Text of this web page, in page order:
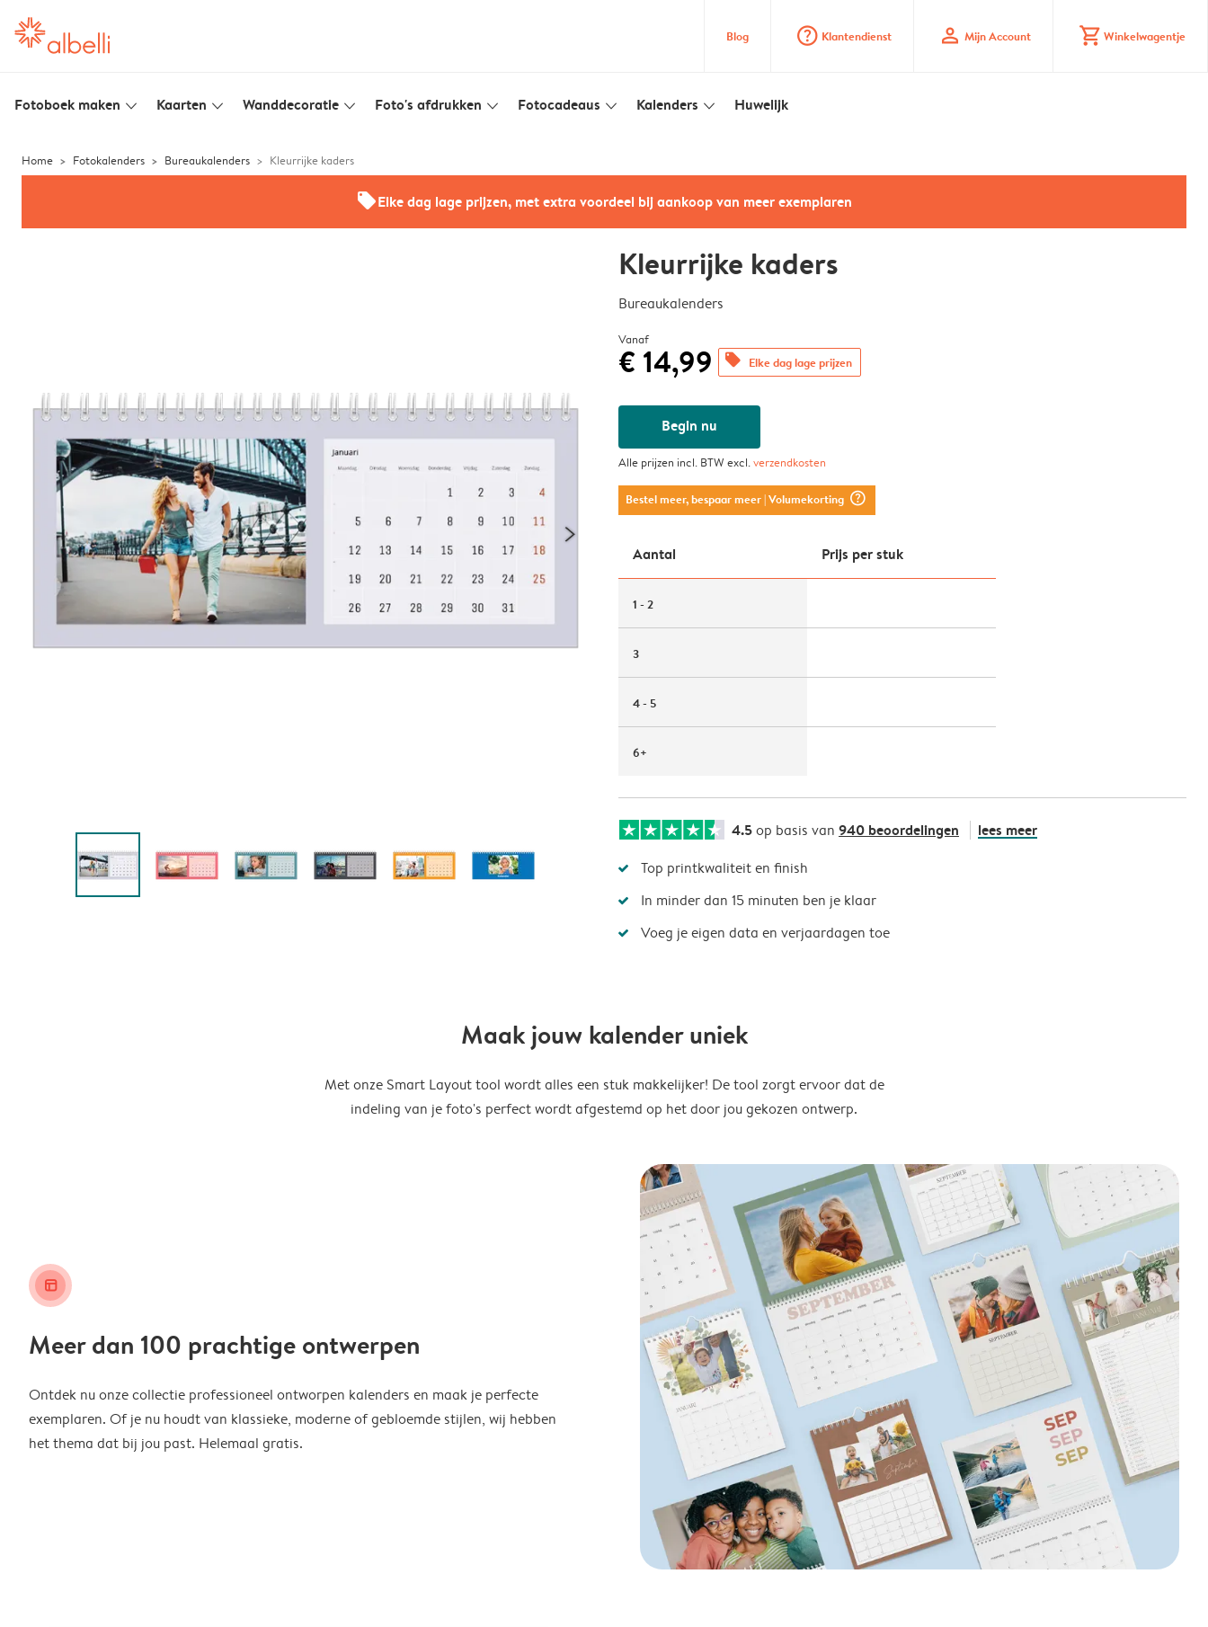
Blog question_mark_circle Klantendienst profile Mijn Account shopping_cart Winkelwagentje
Fotoboek maken slim_arrow_down Kaarten slim_arrow_down Wanddecoratie slim_arrow_down Foto's afdrukken slim_arrow_down Fotocadeaus slim_arrow_down Kalenders slim_arrow_down Huwelijk
Home Fotokalenders Bureaukalenders Kleurrijke kaders
offersElke dag lage prijzen, met extra voordeel bij aankoop van meer exemplaren
Kleurrijke kaders
Bureaukalenders
Vanaf
€ 14,99 offers Elke dag lage prijzen
Begin nu
Alle prijzen incl. BTW excl.verzendkosten
Bestel meer, bespaar meer| Volumekorting question_mark_circle
Aantal Prijs per stuk
1 - 2
3
4 - 5
6+
4.5op basis van 940 beoordelingen lees meer
Top printkwaliteit en finish
In minder dan 15 minuten ben je klaar
Voeg je eigen data en verjaardagen toe
Maak jouw kalender uniek
Met onze Smart Layout tool wordt alles een stuk makkelijker! De tool zorgt ervoor dat de
indeling van je foto's perfect wordt afgestemd op het door jou gekozen ontwerp.
layout_alt
Meer dan 100 prachtige ontwerpen
Ontdek nu onze collectie professioneel ontworpen kalenders en maak je perfecte
exemplaren. Of je nu houdt van klassieke, moderne of gebloemde stijlen, wij hebben
het thema dat bij jou past. Helemaal gratis.